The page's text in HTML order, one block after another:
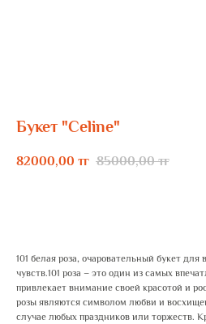
Букет "Celine"
82000,00 тг 85000,00 тг
101 белая роза, очаровательный букет
чувств.101 роза – это один из самых
привлекает внимание своей красотой и
розы являются символом любви и
случае любых праздников или торжеств.